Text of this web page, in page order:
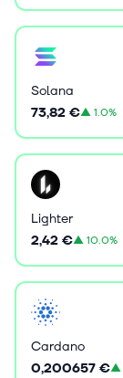
Solana
73,82 €▲1.0%
Lighter
2,42 €▲10.0%
Cardano
0,200657 €▲